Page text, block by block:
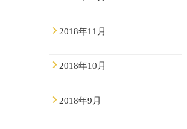
2018年11月
2018年10月
2018年9月